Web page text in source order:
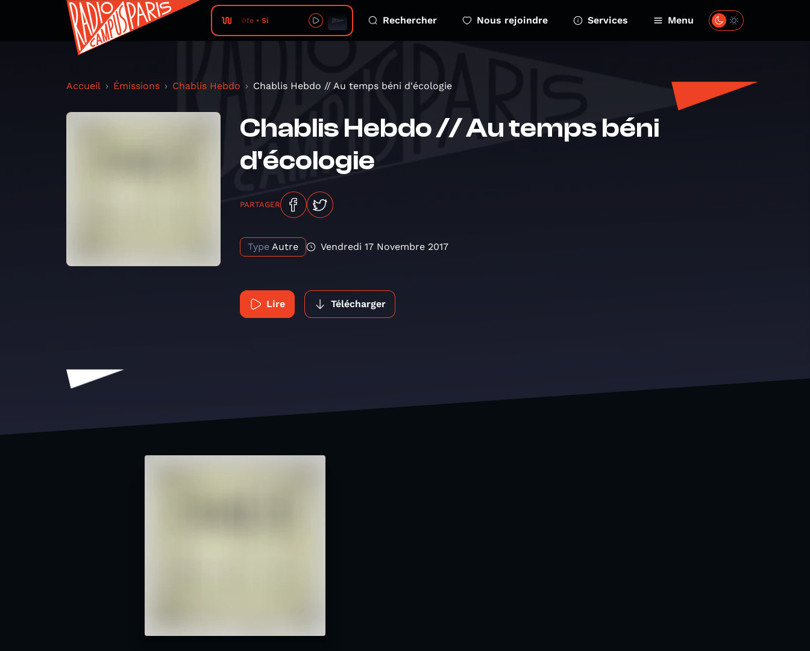
Ofe • Si Rechercher Nous rejoindre Services Menu
Accueil Émissions Chablis Hebdo Chablis Hebdo // Au temps béni d'écologie
Chablis Hebdo // Au temps béni
d'écologie
PARTAGER
Type Autre Vendredi 17 Novembre 2017
Lire Télécharger